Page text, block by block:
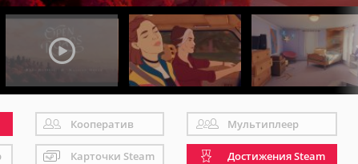
Кооператив Мультиплеер
Карточки Steam Достижения Steam